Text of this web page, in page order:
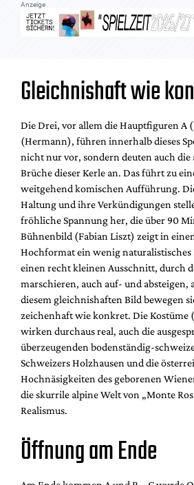
Anzeige
Gleichnishaft wie
Die Drei, vor allem die Hauptfiguren A
(Hermann), führen innerhalb dieses
nicht nur vor, sondern deuten auch
Brüche dieser Kerle an. Das führt zu
weitgehend komischen Aufführung.
Haltung und ihre Verkündigungen
fröhliche Spannung her, die über 90
Bühnenbild (Fabian Liszt) zeigt in
Hochformat ein wenig naturalistisches
einen recht kleinen Ausschnitt, durch
marschieren, auch auf- und absteigen,
diesem gleichnishaften Bild bewegen
zeichenhaft wie konkret. Die Kostüme
wirken durchaus real, auch die
überzeugenden bodenständig-
Schweizers Holzhausen und die
Hochnäsigkeiten des geborenen
die skurrile alpine Welt von „Monte
Realismus.
Öffnung am Ende